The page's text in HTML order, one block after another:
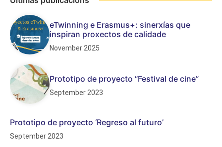
eTwinning e Erasmus+: sinerxías que
inspiran proxectos de calidade
November 2025
Prototipo de proyecto “Festival de cine”
September 2023
Prototipo de proyecto ‘Regreso al futuro’
September 2023